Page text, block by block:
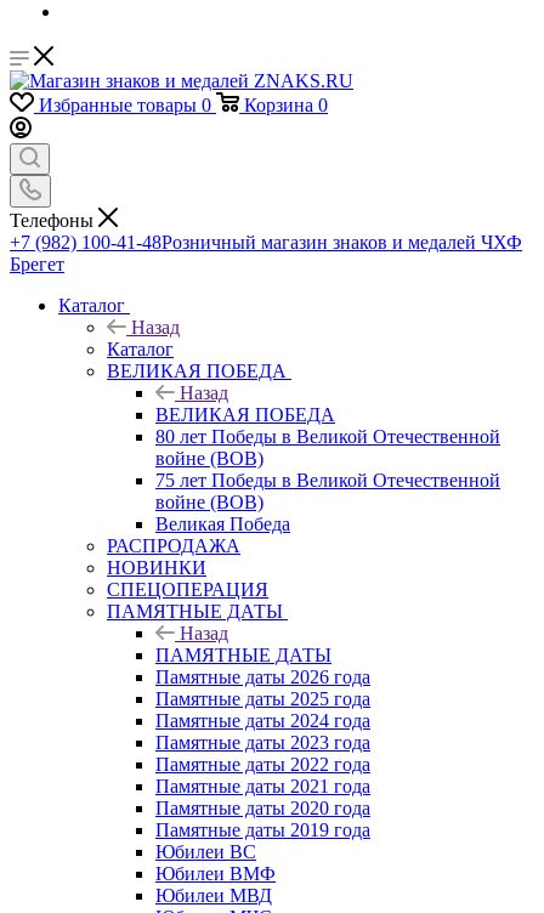
Избранные товары 0 Корзина 0
Телефоны
+7 (982) 100-41-48Розничный магазин знаков и медалей ЧХФ
Брегет
Каталог
Назад
Каталог
ВЕЛИКАЯ ПОБЕДА
Назад
ВЕЛИКАЯ ПОБЕДА
80 лет Победы в Великой Отечественной
войне (ВОВ)
75 лет Победы в Великой Отечественной
войне (ВОВ)
Великая Победа
РАСПРОДАЖА
НОВИНКИ
СПЕЦОПЕРАЦИЯ
ПАМЯТНЫЕ ДАТЫ
Назад
ПАМЯТНЫЕ ДАТЫ
Памятные даты 2026 года
Памятные даты 2025 года
Памятные даты 2024 года
Памятные даты 2023 года
Памятные даты 2022 года
Памятные даты 2021 года
Памятные даты 2020 года
Памятные даты 2019 года
Юбилеи ВС
Юбилеи ВМФ
Юбилеи МВД